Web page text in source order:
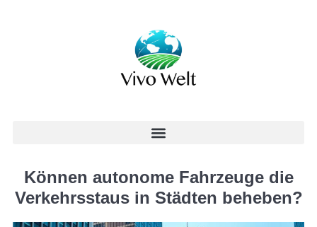
Können autonome Fahrzeuge die
Verkehrsstaus in Städten beheben?